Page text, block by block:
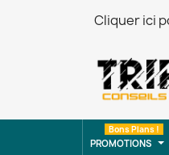
Cliquer ici
PROMOTIONS
Bons Plans !